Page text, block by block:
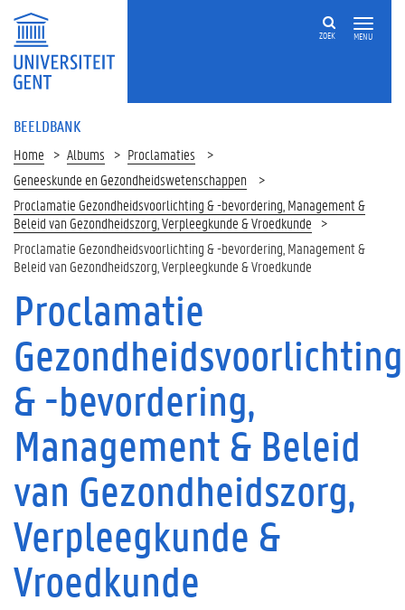
MENU
ZOEK
BEELDBANK
Home Albums
Proclamaties
Geneeskunde en Gezondheidswetenschappen
Proclamatie Gezondheidsvoorlichting & -bevordering, Management &
Beleid van Gezondheidszorg, Verpleegkunde & Vroedkunde
Proclamatie Gezondheidsvoorlichting & -bevordering, Management &
Beleid van Gezondheidszorg, Verpleegkunde & Vroedkunde
Proclamatie
Gezondheidsvoorlichting
& -bevordering,
Management & Beleid
van Gezondheidszorg,
Verpleegkunde &
Vroedkunde